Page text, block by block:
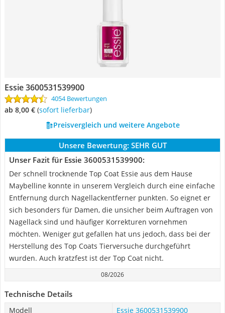
Essie 3600531539900
4054 Bewertungen
ab 8,00 € ( Sofort lieferbar)
Preisvergleich und weitere Angebote
Unsere Bewertung: SEHR GUT
Unser Fazit für Essie 3600531539900:
Der schnell trocknende Top Coat Essie aus dem Hause
Maybelline konnte in unserem Vergleich durch eine einfache
Entfernung durch Nagellackentferner punkten. So eignet er
sich besonders für Damen, die unsicher beim Auftragen von
Nagellack sind und häufiger Korrekturen vornehmen
möchten. Weniger gut gefallen hat uns jedoch, dass bei der
Herstellung des Top Coats Tierversuche durchgeführt
wurden. Auch kratzfest ist der Top Coat nicht.
08/2026
Technische Details
Modell
Essie 3600531539900